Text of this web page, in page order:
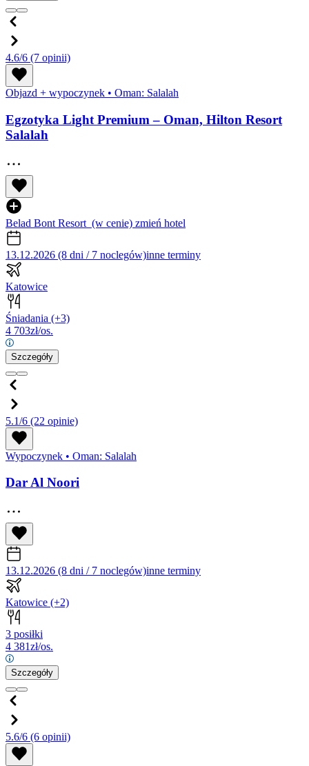
4.6/6 (7 opinii)
Objazd + wypoczynek • Oman: Salalah
Egzotyka Light Premium – Oman, Hilton Resort
Salalah
Belad Bont Resort (w cenie) zmień hotel
13.12.2026 (8 dni / 7 noclegów)inne terminy
Katowice
Śniadania (+3)
4 703zł/os.
Szczegóły
5.1/6 (22 opinie)
Wypoczynek • Oman: Salalah
Dar Al Noori
13.12.2026 (8 dni / 7 noclegów)inne terminy
Katowice (+2)
3 posiłki
4 381zł/os.
Szczegóły
5.6/6 (6 opinii)